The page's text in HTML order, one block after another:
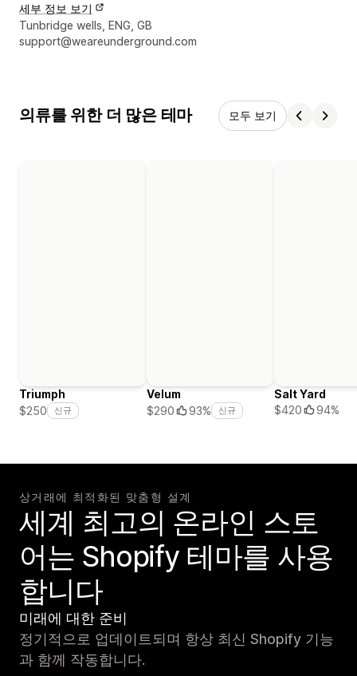
세부 정보 보기
디자이너 연락처 세부 정보
Tunbridge wells, ENG, GB
support@weareunderground.com
의류를 위한 더 많은 테마 모두 보기
Triumph
$250
신규
Velum
$290
93% 신규
Salt Yard
$420
94%
상거래에 최적화된 맞춤형 설계
세계 최고의 온라인 스토
어는 Shopify 테마를 사용
합니다
미래에 대한 준비
정기적으로 업데이트되며 항상 최신 Shopify 기능
과 함께 작동합니다.